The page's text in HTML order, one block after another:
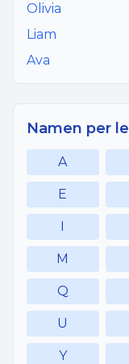
Olivia
Liam
Ava
Namen per
A
E
I
M
Q
U
Y